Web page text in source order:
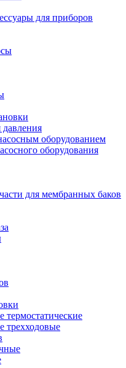
для приборов
оборудованием
оборудования
для мембранных баков
трехходовые